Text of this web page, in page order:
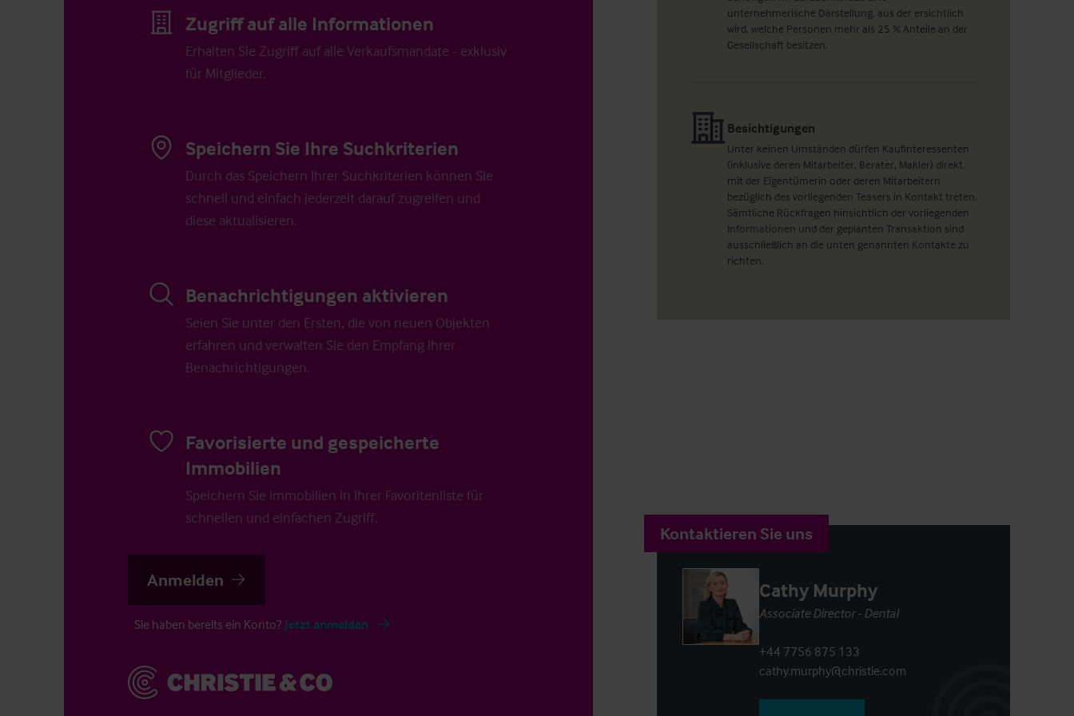
Zugriff auf alle Informationen
Erhalten Sie Zugriff auf alle Verkaufsmandate - exklusiv
für Mitglieder.
Speichern Sie Ihre Suchkriterien
Durch das Speichern Ihrer Suchkriterien können Sie
schnell und einfach jederzeit darauf zugreifen und
diese aktualisieren.
Benachrichtigungen aktivieren
Seien Sie unter den Ersten, die von neuen Objekten
erfahren und verwalten Sie den Empfang Ihrer
Benachrichtigungen.
Favorisierte und gespeicherte
Immobilien
Speichern Sie Immobilien in Ihrer Favoritenliste für
schnellen und einfachen Zugriff.
Anmelden
Sie haben bereits ein Konto? Jetzt anmelden
unternehmerische Darstellung, aus der ersichtlich
wird, welche Personen mehr als 25 % Anteile an der
Gesellschaft besitzen.
Besichtigungen
Unter keinen Umständen dürfen Kaufinteressenten
(inklusive deren Mitarbeiter, Berater, Makler) direkt
mit der Eigentümerin oder deren Mitarbeitern
bezüglich des vorliegenden Teasers in Kontakt treten.
Sämtliche Rückfragen hinsichtlich der vorliegenden
Informationen und der geplanten Transaktion sind
ausschließlich an die unten genannten Kontakte zu
richten.
Kontaktieren Sie uns
Cathy Murphy
Associate Director - Dental
+44 7756 875 133
cathy.murphy@christie.com